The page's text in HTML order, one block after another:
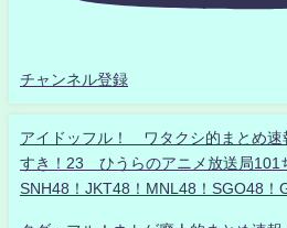
チャンネル登録
アイドッフル！ ワタクシ的まとめ
すき！23 ひうらのアニメ放送局101
SNH48！JKT48！MNL48！SGO48！